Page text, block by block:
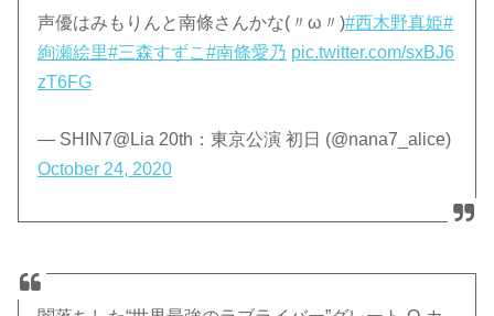
声優はみもりんと南條さんかな(〃ω〃)#西木野真姫#
絢瀬絵里#三森すずこ#南條愛乃 pic.twitter.com/sxBJ6
zT6FG
— SHIN7@Lia 20th：東京公演 初日 (@nana7_alice)
October 24, 2020